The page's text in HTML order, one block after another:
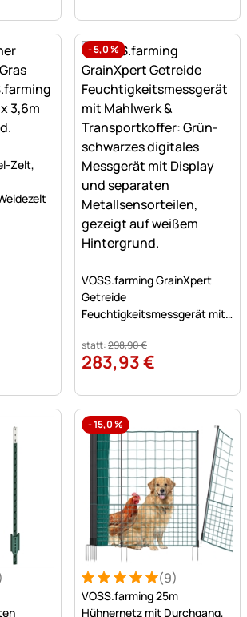
5 (3 Bewertungen)
Zelt,
-5,0%
VOSS.farming GrainXpert
Getreide
Feuchtigkeitsmessgerät mit
statt:298,90€
283,93€
5 (15 Bewertungen)
-15,0%
Bewertung: 5 von 5 (9
9 Bewertungen
(9)
VOSS.farming 25m
Hühnernetz mit Durchgang,